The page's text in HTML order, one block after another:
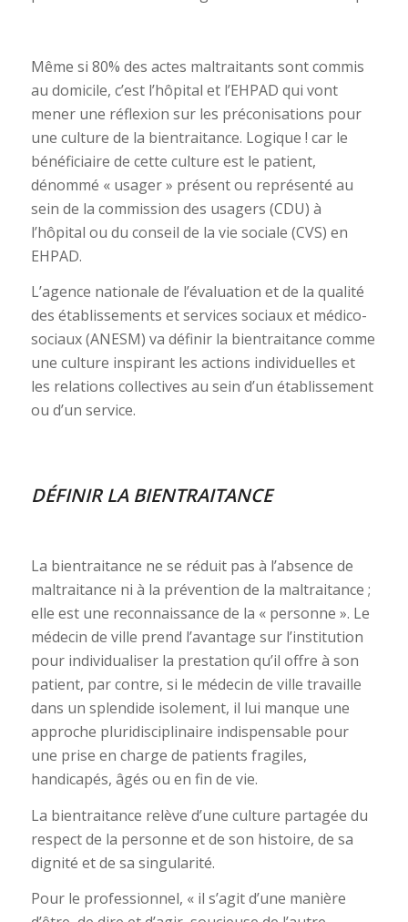
Même si 80% des actes maltraitants sont commis
au domicile, c’est l’hôpital et l’EHPAD qui vont
mener une réflexion sur les préconisations pour
une culture de la bientraitance. Logique ! car le
bénéficiaire de cette culture est le patient,
dénommé « usager » présent ou représenté au
sein de la commission des usagers (CDU) à
l’hôpital ou du conseil de la vie sociale (CVS) en
EHPAD.
L’agence nationale de l’évaluation et de la qualité
des établissements et services sociaux et médico-
sociaux (ANESM) va définir la bientraitance comme
une culture inspirant les actions individuelles et
les relations collectives au sein d’un établissement
ou d’un service.
DÉFINIR LA BIENTRAITANCE
La bientraitance ne se réduit pas à l’absence de
maltraitance ni à la prévention de la maltraitance ;
elle est une reconnaissance de la « personne ». Le
médecin de ville prend l’avantage sur l’institution
pour individualiser la prestation qu’il offre à son
patient, par contre, si le médecin de ville travaille
dans un splendide isolement, il lui manque une
approche pluridisciplinaire indispensable pour
une prise en charge de patients fragiles,
handicapés, âgés ou en fin de vie.
La bientraitance relève d’une culture partagée du
respect de la personne et de son histoire, de sa
dignité et de sa singularité.
Pour le professionnel, « il s’agit d’une manière